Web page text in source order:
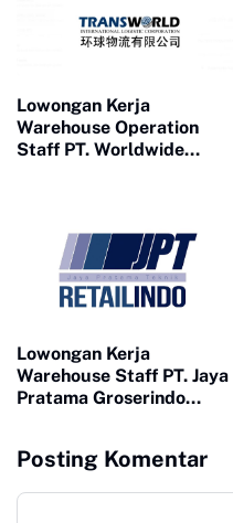
Lowongan Kerja
Warehouse Operation
Staff PT. Worldwide
Lowongan Kerja
Warehouse Staff PT. Jaya
Pratama Groserindo
Posting Komentar